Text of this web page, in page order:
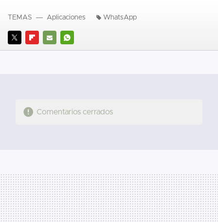
TWITTERFLIPBOARD
E- WHATSAPP
TEMAS Aplicaciones WhatsApp
Comentarios cerrados